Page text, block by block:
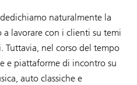
naturalmente la
lavorare con i clienti su temi
Tuttavia, nel corso del tempo
e piattaforme di incontro su
auto classiche e